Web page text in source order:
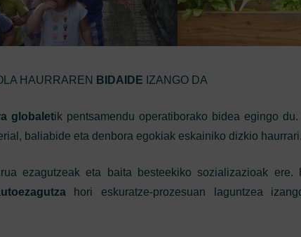
HAURRAREN BIDAIDE IZANGO DA
globaletik pentsamendu operatiborako bidea egingo du.
baliabide eta denbora egokiak eskainiko dizkio haurrari.
ezagutzeak eta baita besteekiko sozializazioak ere.
utoezagutzahori eskuratze-prozesuan laguntzea